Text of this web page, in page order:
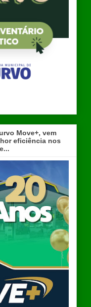
Move+, vem
eficiência nos